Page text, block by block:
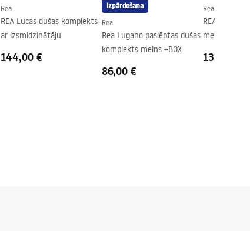
Rea
REA Lucas dušas komplekts
ar izsmidzinātāju
144,00 €
Izpārdošana
Rea
Rea Lugano paslēptas dušas
komplekts melns +BOX
86,00 €
Rea
REA Vigo
melns
132,00 €